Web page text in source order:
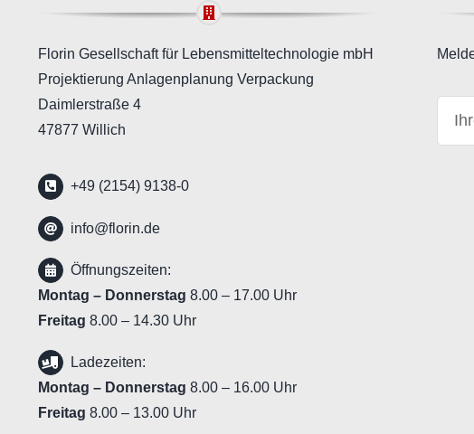
Florin Gesellschaft für Lebensmitteltechnologie mbH
Projektierung Anlagenplanung Verpackung
Daimlerstraße 4
47877 Willich
+49 (2154) 9138-0
info@florin.de
Öffnungszeiten:
Montag – Donnerstag 8.00 – 17.00 Uhr
Freitag 8.00 – 14.30 Uhr
Ladezeiten:
Montag – Donnerstag 8.00 – 16.00 Uhr
Freitag 8.00 – 13.00 Uhr